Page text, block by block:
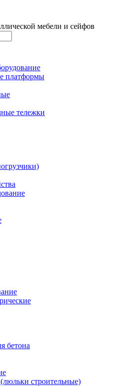
мебели и сейфов
платформы
тележки
бетона
строительные)